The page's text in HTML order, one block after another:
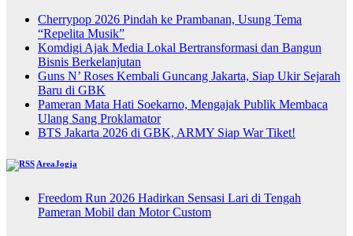
Cherrypop 2026 Pindah ke Prambanan, Usung Tema
“Repelita Musik”
Komdigi Ajak Media Lokal Bertransformasi dan Bangun
Bisnis Berkelanjutan
Guns N’ Roses Kembali Guncang Jakarta, Siap Ukir Sejarah
Baru di GBK
Pameran Mata Hati Soekarno, Mengajak Publik Membaca
Ulang Sang Proklamator
BTS Jakarta 2026 di GBK, ARMY Siap War Tiket!
AreaJogja
Freedom Run 2026 Hadirkan Sensasi Lari di Tengah
Pameran Mobil dan Motor Custom